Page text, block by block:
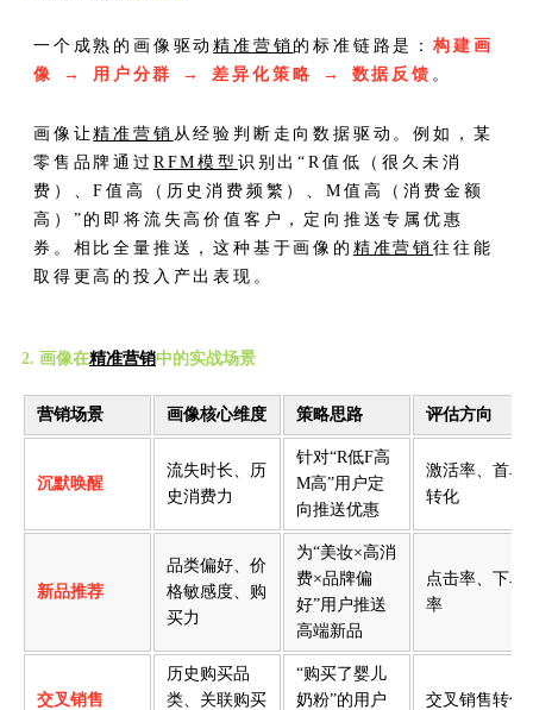
一个成熟的画像驱动精准营销 的标准链路是：构建画
像 → 用户分群 → 差异化策略 → 数据反馈 。
画像让精准营销 从经验判断走向数据驱动。例如，某
零售品牌通过 RFM模型 识别出“R值低（很久未消
费）、F值高（历史消费频繁）、M值高（消费金额
高）”的即将流失高价值客户，定向推送专属优惠
券。相比全量推送，这种基于画像的 精准营销往往能
取得更高的投入产出表现。
2. 画像在精准营销中的实战场景
营销场景 画像核心维度 策略思路 评估方向
沉默唤醒
流失时长、历
史消费力
针对“R低F高
M高”用户定
向推送优惠
激活率、首单
转化
新品推荐
品类偏好、价
格敏感度、购
买力
为“美妆×高消
费×品牌偏
好”用户推送
高端新品
点击率、下单
率
交叉销售
历史购买品
类、关联购买
“购买了婴儿
奶粉”的用户
交叉销售转化